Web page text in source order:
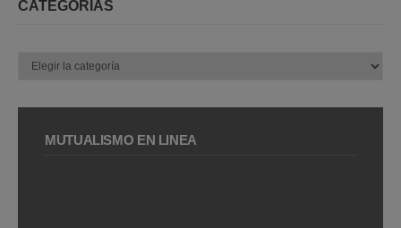
CATEGORÍAS
MUTUALISMO EN LÍNEA